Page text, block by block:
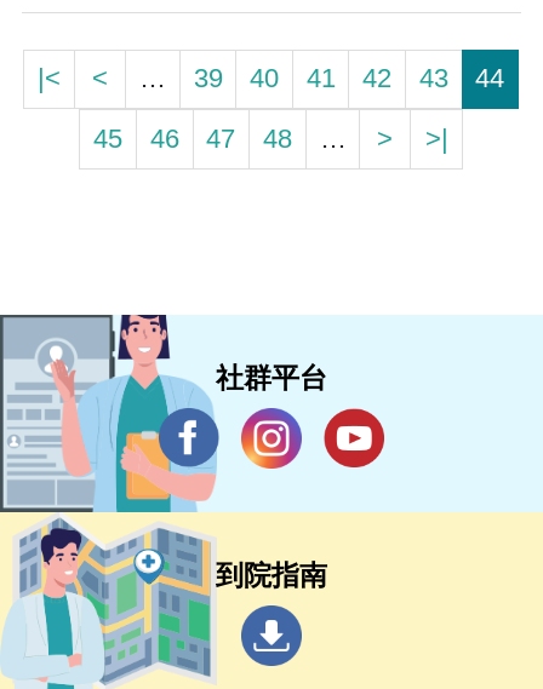
|< < … 39 40 41 42 43
44
45
46 47 48 … > >|
社群平台
到院指南